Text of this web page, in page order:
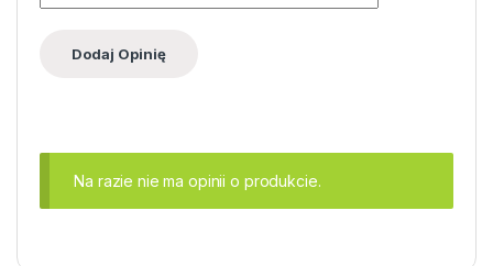
Na razie nie ma opinii o produkcie.